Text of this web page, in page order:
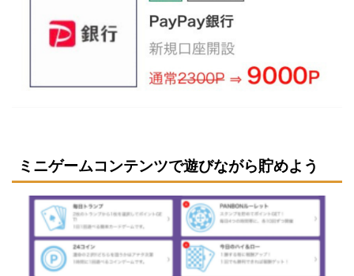
ミニゲームコンテンツで遊びながら貯めよう